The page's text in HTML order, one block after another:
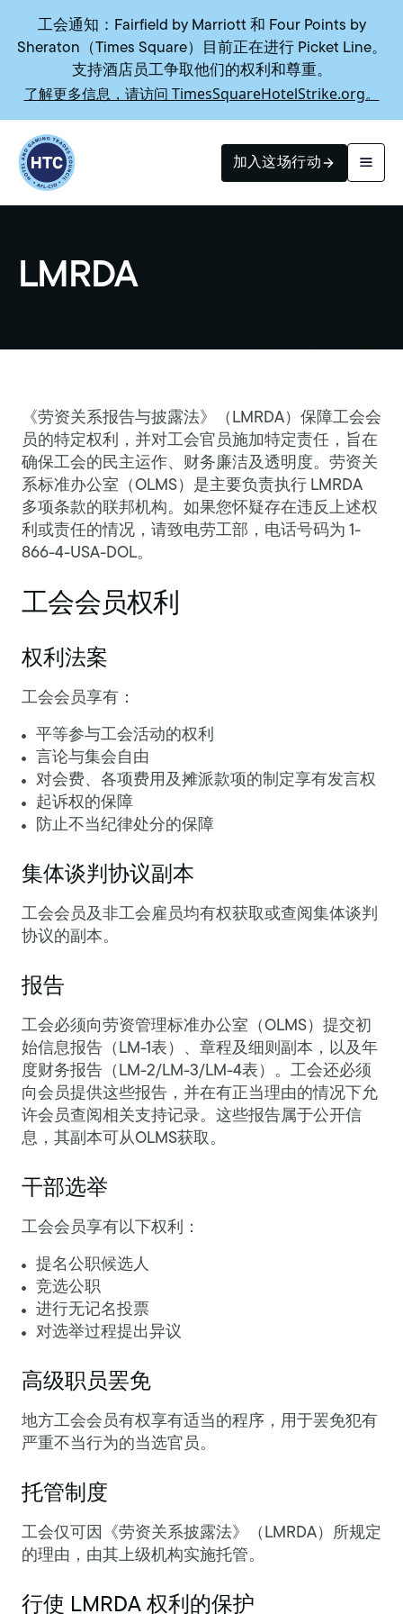
工会通知：Fairfield by Marriott 和 Four Points by
Sheraton（Times Square）目前正在进行 Picket Line。
支持酒店员工争取他们的权利和尊重。
了解更多信息，请访问 TimesSquareHotelStrike.org。
Return to homepage
加入这场行动
LMRDA
《劳资关系报告与披露法》（LMRDA）保障工会会
员的特定权利，并对工会官员施加特定责任，旨在
确保工会的民主运作、财务廉洁及透明度。劳资关
系标准办公室（OLMS）是主要负责执行 LMRDA
多项条款的联邦机构。如果您怀疑存在违反上述权
利或责任的情况，请致电劳工部，电话号码为 1-
866-4-USA-DOL。
工会会员权利
权利法案
工会会员享有：
平等参与工会活动的权利
言论与集会自由
对会费、各项费用及摊派款项的制定享有发言权
起诉权的保障
防止不当纪律处分的保障
集体谈判协议副本
工会会员及非工会雇员均有权获取或查阅集体谈判
协议的副本。
报告
工会必须向劳资管理标准办公室（OLMS）提交初
始信息报告（LM-1表）、章程及细则副本，以及年
度财务报告（LM-2/LM-3/LM-4表）。工会还必须
向会员提供这些报告，并在有正当理由的情况下允
许会员查阅相关支持记录。这些报告属于公开信
息，其副本可从OLMS获取。
干部选举
工会会员享有以下权利：
提名公职候选人
竞选公职
进行无记名投票
对选举过程提出异议
高级职员罢免
地方工会会员有权享有适当的程序，用于罢免犯有
严重不当行为的当选官员。
托管制度
工会仅可因《劳资关系披露法》（LMRDA）所规定
的理由，由其上级机构实施托管。
行使 LMRDA 权利的保护